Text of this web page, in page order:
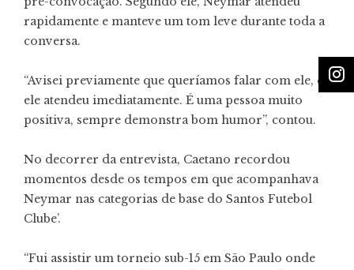
rapidamente e manteve um tom leve durante toda a
conversa.
“Avisei previamente que queríamos falar com ele, e
ele atendeu imediatamente. É uma pessoa muito
positiva, sempre demonstra bom humor”, contou.
No decorrer da entrevista, Caetano recordou
momentos desde os tempos em que acompanhava
Neymar nas categorias de base do Santos Futebol
Clube’.
“Fui assistir um torneio sub-15 em São Paulo onde